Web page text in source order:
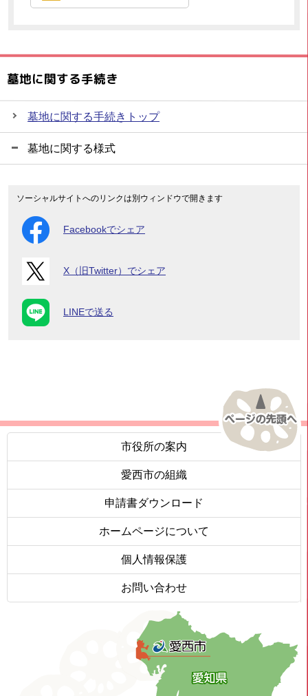
墓地に関する手続き
墓地に関する手続きトップ
墓地に関する様式
ソーシャルサイトへのリンクは別ウィンドウで開きます
Facebookでシェア
X（旧Twitter）でシェア
LINEで送る
市役所の案内
愛西市の組織
申請書ダウンロード
ホームページについて
個人情報保護
お問い合わせ